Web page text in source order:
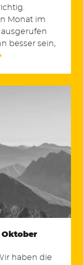
Monat im
besser sein,
Oktober
haben die